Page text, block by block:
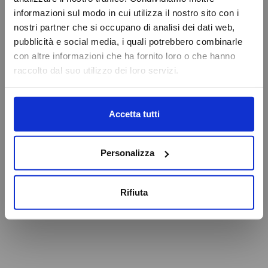
informazioni sul modo in cui utilizza il nostro sito con i
nostri partner che si occupano di analisi dei dati web,
pubblicità e social media, i quali potrebbero combinarle
con altre informazioni che ha fornito loro o che hanno
raccolto dal suo utilizzo dei loro servizi.
Accetta tutti
Personalizza
Rifiuta
Online Booking
Service Eschini Auto
Magazzino e Ricambi
VAI ALLA HOMEPAGE
Attenzione
Caricamento veicoli non riuscito